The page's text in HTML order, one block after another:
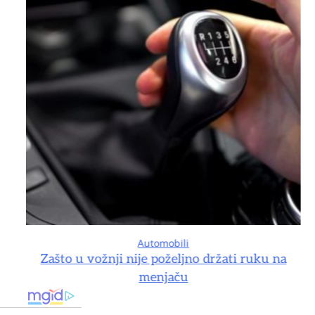
Automobili
Zašto u vožnji nije poželjno držati ruku na
menjaču